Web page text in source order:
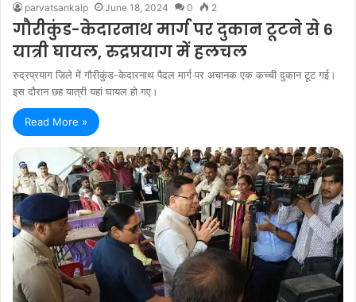
parvatsankalp June 18, 2024 0 2
गौरीकुंड-केदारनाथ मार्ग पर दुकान टूटने से 6
यात्री घायल, रुद्रप्रयाग में हलचल
रुद्रप्रयाग जिले में गौरीकुंड-केदारनाथ पैदल मार्ग पर अचानक एक कच्ची दुकान टूट गई।
इस दौरान छह यात्री यहां घायल हो गए।
Read More »